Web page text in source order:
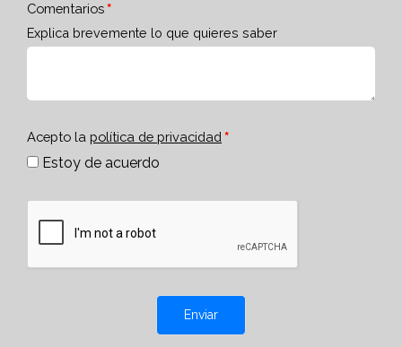
Comentarios
Explica brevemente lo que quieres saber
Acepto la política de privacidad
Estoy de acuerdo
Enviar